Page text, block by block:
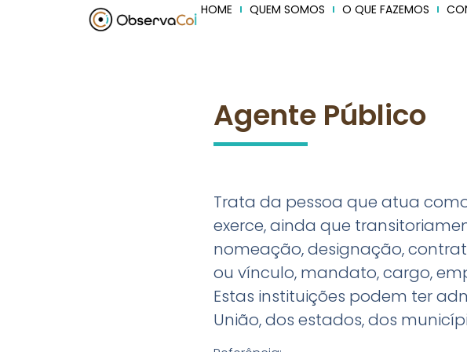
HOME QUEM SOMOS O QUE FAZEMOS
Agente Público
Trata da pessoa que atua
exerce, ainda que
nomeação, designação,
ou vínculo, mandato, cargo,
Estas instituições podem ter
União, dos estados, dos